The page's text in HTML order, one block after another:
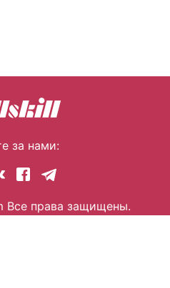
за нами:
Все права защищены.